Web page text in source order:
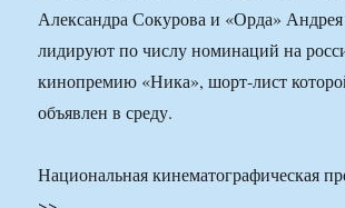
Александра Сокурова и «Орда»
лидируют по числу номинаций на
кинопремию «Ника», шорт-лист
объявлен в среду.
Национальная кинематографическая